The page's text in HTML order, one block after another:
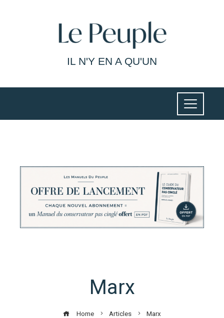
IL N'Y EN A QU'UN
Marx
Home Articles Marx